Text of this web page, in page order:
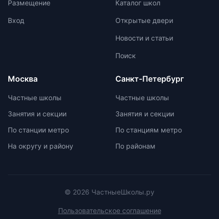
возможности семьи. Важно
проверить наличие
государственной аккредитации,
быть прочным, с дышащей
подкладкой, водоотталкивающей
При выборе ранца проверяйте
Размещение
Вход
Каталог школ
Открытые двери
Новости и статьи
Поиск
Москва
Частные школы
Занятия и секции
По станции метро
На округу и району
Санкт-Петербург
Частные школы
Занятия и секции
По станциям метро
По районам
© 2026 ЧастныеШколы.ру
Пользовательское соглашение